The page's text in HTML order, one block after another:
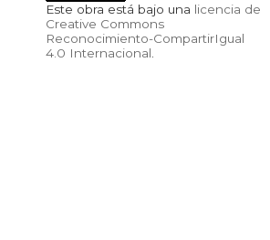
Este obra está bajo una licencia de
Creative Commons
Reconocimiento-CompartirIgual
4.0 Internacional